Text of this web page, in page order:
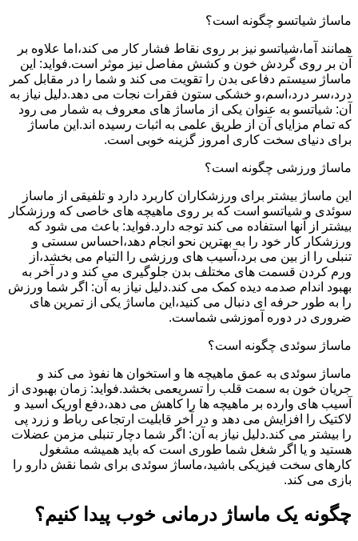
ماساژ شیاتسو چگونه است؟
همانند آما،شیاتسو نیز بر روی نقاط فشار کار می کند،اما علاوه بر
آن بر روی گردش خون و کشش مفاصل نیز موثر است.فواید: این
ماساژ سیستم دفاعی بدن را تقویت می کند و شما را در مقابل کمر
درد،سر درد،اسم،و خشکی ستون فقرات نجات می دهد.دلیل نیاز به
آن: شیاتسو به عنوان یکی از ماساژ های معروف به شمار می رود
که تمام مزایای آن از طریق علمی به اثبات رسیده اند.این ماساژ
برای دنیای سخت کاری امروز گزینه خوبی است.
ماساژ ورزشی چگونه است؟
این ماساژ بیشتر برای ورزشکاران کاربرد دارد و تلفیقی از ماساز
سوئدی و شیاتسو است که بر روی ماهیچه های خاصی که ورزشکار
بیشتر از آنها استفاده می کند توجه دارد.فواید: باعث می شود که
ورزشکار کار خود را به بهترین نحو انجام دهد،احساس سستی و
تنبلی را از بین می برد،آسیب های ورزشی را التیام می بخشد،از
ورم کردن قسمت های مختلف بدن جلوگیری می کند و در آخر به
بهبود اندام صدمه دیده کمک می کند.دلیل نیاز به آن: اگر شما ورزش
را به طور حرفه ای دنبال می کنید،این ماساژ یکی از تمرین های
ضروری در دوره آموزشی شماست.
ماساژ سوئدی چگونه است؟
ماساژ سوئدی به عمق ماهیچه ها و استخوان ها نفوذ می کند و
جریان خون به سمت قلب را تسریعمی بخشد.فواید: زمان بهبودی از
آسیب های وارده بر ماهیچه ها را کاهش می دهد،دفع اوریک اسید و
لاکتیک را افزایش می دهد و در آخر قابلیت ارتجاعی رباط و زرد پی
را بیشتر می کند.دلیل نیاز به آن: اگر شما دچار تنبلی مزمن عضلات
هستید و یا اگر شغل شما طوری است که باید همیشه مشغول
کارهای سخت فیزیکی باشید،ماساژ سوئدی برای شما نقش دارو را
بازی می کند.
چگونه یک ماساژ درمانی خوب پیدا کنیم؟